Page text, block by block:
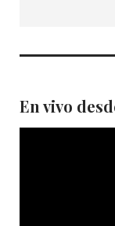
En vivo